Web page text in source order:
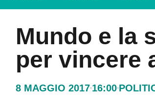
Mundo e la
per vincere
8 MAGGIO 2017 16:00